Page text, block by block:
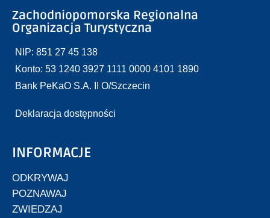
Zachodniopomorska Regionalna
Organizacja Turystyczna
NIP: 851 27 45 138
Konto: 53 1240 3927 1111 0000 4101 1890
Bank PeKaO S.A. II O/Szczecin
Deklaracja dostępności
INFORMACJE
ODKRYWAJ
POZNAWAJ
ZWIEDZAJ